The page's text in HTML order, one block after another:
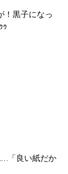
！黒子になっ
ｩ
「良い紙だか